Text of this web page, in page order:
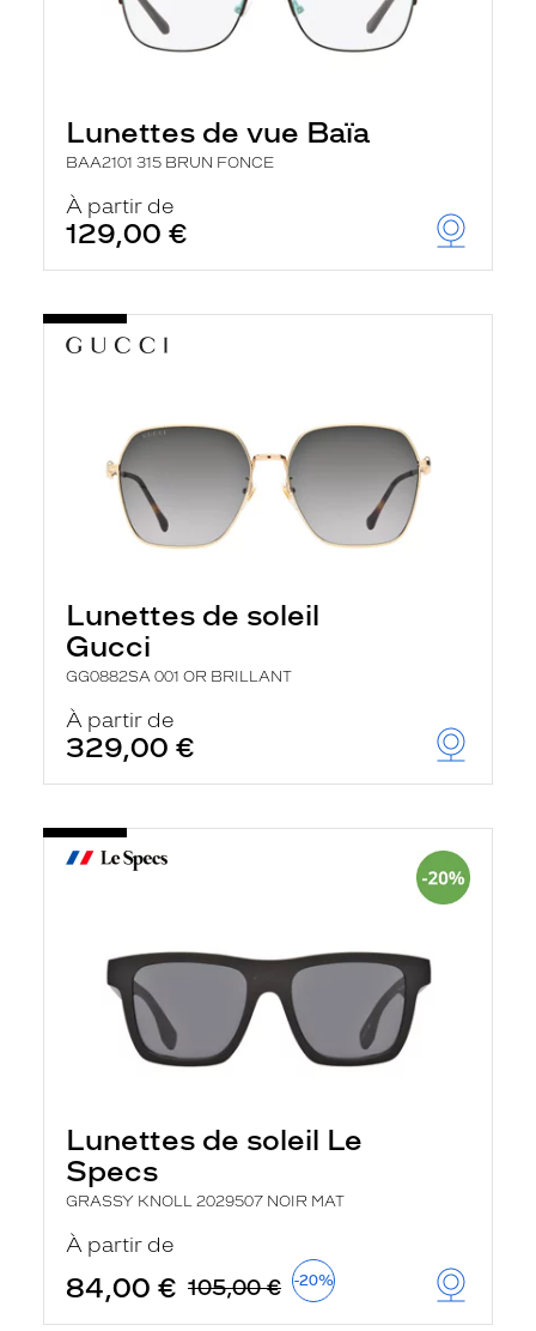
Lunettes de vue Baïa
BAA2101 315 BRUN FONCE
À partir de
129,00 €
Lunettes de soleil
Gucci
GG0882SA 001 OR BRILLANT
À partir de
329,00 €
Lunettes de soleil Le
Specs
GRASSY KNOLL 2029507 NOIR MAT
À partir de
84,00 € 105,00 € -20%